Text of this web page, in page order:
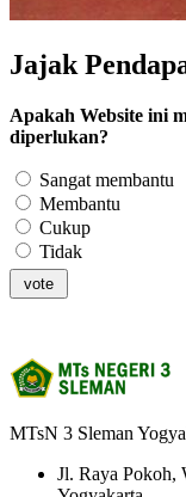
Jajak
Apakah Website ini
diperlukan?
Sangat membantu
Membantu
Cukup
Tidak
MTsN 3 Sleman
Jl. Raya Pokoh,